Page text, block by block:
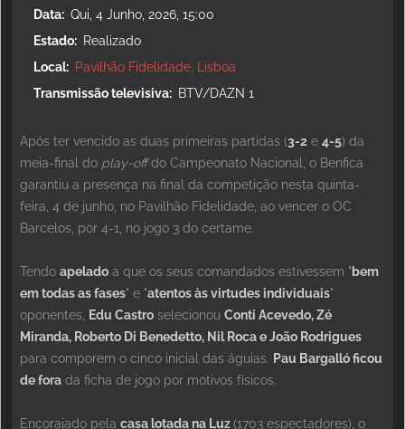
Data
Qui, 4 Junho, 2026, 15:00
Estado
Realizado
Local
Pavilhão Fidelidade, Lisboa
Transmissão televisiva
BTV/DAZN 1
Após ter vencido as duas primeiras partidas (3-2 e 4-5) da
meia-final do play-offdo Campeonato Nacional, o Benfica
garantiu a presença na final da competição nesta quinta-
feira, 4 de junho, no Pavilhão Fidelidade, ao vencer o OC
Barcelos, por 4-1, no jogo 3 do certame.
Tendo apelado a que os seus comandados estivessem "bem
em todas as fases" e "atentos às virtudes individuais"
oponentes, Edu Castro selecionou Conti Acevedo, Zé
Miranda, Roberto Di Benedetto, Nil Roca e João Rodrigues
para comporem o cinco inicial das águias. Pau Bargalló ficou
de fora da ficha de jogo por motivos físicos.
Encorajado pela casa lotada na Luz(1703 espectadores), o